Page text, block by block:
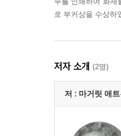
로 부커상을 수상하
저자 소개 (2명)
저 : 마거릿 애